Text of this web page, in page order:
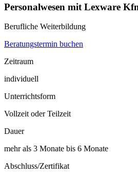
Personalwesen mit Lexware
Berufliche Weiterbildung
Beratungstermin buchen
Zeitraum
individuell
Unterrichtsform
Vollzeit oder Teilzeit
Dauer
mehr als 3 Monate bis 6 Monate
Abschluss/Zertifikat